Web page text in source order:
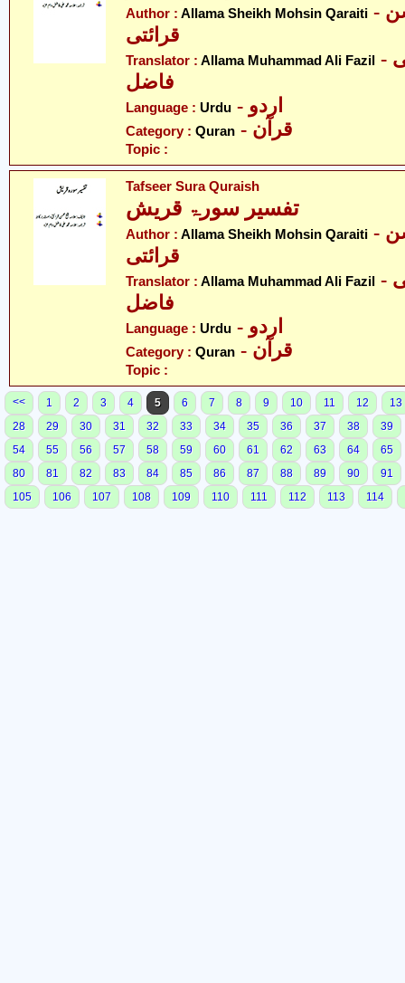
Author : Allama Sheikh Mohsin Qaraiti - علامہ شیخ محسن
قرائتی
Translator : Allama Muhammad Ali Fazil - علامہ محمد علی
فاضل
Language : Urdu - اردو
Category : Quran - قرآن
Topic :
Tafseer Sura Quraish
تفسیر سورۃ قریش
Author : Allama Sheikh Mohsin Qaraiti - علامہ شیخ محسن
قرائتی
Translator : Allama Muhammad Ali Fazil - علامہ محمد علی
فاضل
Language : Urdu - اردو
Category : Quran - قرآن
Topic :
<< 1 2 3 4 5 6 7 8 9 10 11 12
13
28
29 30 31 32 33 34 35 36 37 38
39
54
55 56 57 58 59 60 61 62 63 64
65
80
81 82 83 84 85 86 87 88 89 90
91
105
106 107 108 109 110 111 112 113 114